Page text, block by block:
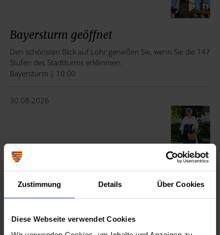
Zustimmung Details Über Cookies
Diese Webseite verwendet Cookies
Bayersturm geöffnet
Den schönsten Blick auf Lohr genießen Sie, wenn Sie die 147
Stufen des Stadtturms erklimmen.
Bayersturm | 10:00
30.08.2026
Die Wirtin vom Hölzernen Gaul
Offene Kostümführung von und mit Helga Harth.
Kostenfrei, keine Anmeldung erforderlich.
Schlossplatz | 11:00